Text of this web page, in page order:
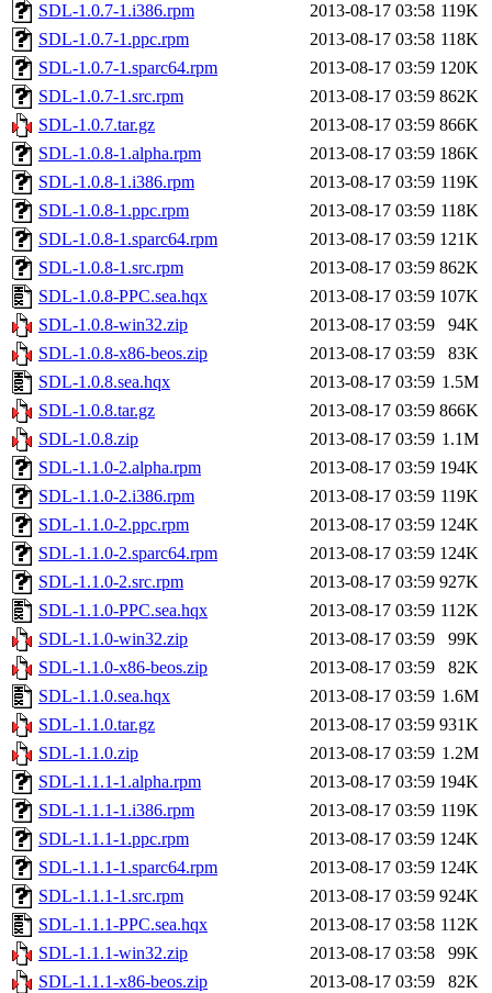
SDL-1.0.7-1.i386.rpm
2013-08-17 03:58 119K
SDL-1.0.7-1.ppc.rpm
2013-08-17 03:58 118K
SDL-1.0.7-1.sparc64.rpm
2013-08-17 03:59 120K
SDL-1.0.7-1.src.rpm
2013-08-17 03:59 862K
SDL-1.0.7.tar.gz
2013-08-17 03:59 866K
SDL-1.0.8-1.alpha.rpm
2013-08-17 03:59 186K
SDL-1.0.8-1.i386.rpm
2013-08-17 03:59 119K
SDL-1.0.8-1.ppc.rpm
2013-08-17 03:59 118K
SDL-1.0.8-1.sparc64.rpm
2013-08-17 03:59 121K
SDL-1.0.8-1.src.rpm
2013-08-17 03:59 862K
SDL-1.0.8-PPC.sea.hqx
2013-08-17 03:59 107K
SDL-1.0.8-win32.zip
2013-08-17 03:59
94K
SDL-1.0.8-x86-beos.zip
2013-08-17 03:59
83K
SDL-1.0.8.sea.hqx
2013-08-17 03:59 1.5M
SDL-1.0.8.tar.gz
2013-08-17 03:59 866K
SDL-1.0.8.zip
2013-08-17 03:59 1.1M
SDL-1.1.0-2.alpha.rpm
2013-08-17 03:59 194K
SDL-1.1.0-2.i386.rpm
2013-08-17 03:59 119K
SDL-1.1.0-2.ppc.rpm
2013-08-17 03:59 124K
SDL-1.1.0-2.sparc64.rpm
2013-08-17 03:59 124K
SDL-1.1.0-2.src.rpm
2013-08-17 03:59 927K
SDL-1.1.0-PPC.sea.hqx
2013-08-17 03:59 112K
SDL-1.1.0-win32.zip
2013-08-17 03:59
99K
SDL-1.1.0-x86-beos.zip
2013-08-17 03:59
82K
SDL-1.1.0.sea.hqx
2013-08-17 03:59 1.6M
SDL-1.1.0.tar.gz
2013-08-17 03:59 931K
SDL-1.1.0.zip
2013-08-17 03:59 1.2M
SDL-1.1.1-1.alpha.rpm
2013-08-17 03:59 194K
SDL-1.1.1-1.i386.rpm
2013-08-17 03:59 119K
SDL-1.1.1-1.ppc.rpm
2013-08-17 03:59 124K
SDL-1.1.1-1.sparc64.rpm
2013-08-17 03:59 124K
SDL-1.1.1-1.src.rpm
2013-08-17 03:59 924K
SDL-1.1.1-PPC.sea.hqx
2013-08-17 03:58 112K
SDL-1.1.1-win32.zip
2013-08-17 03:58
99K
SDL-1.1.1-x86-beos.zip
2013-08-17 03:59
82K